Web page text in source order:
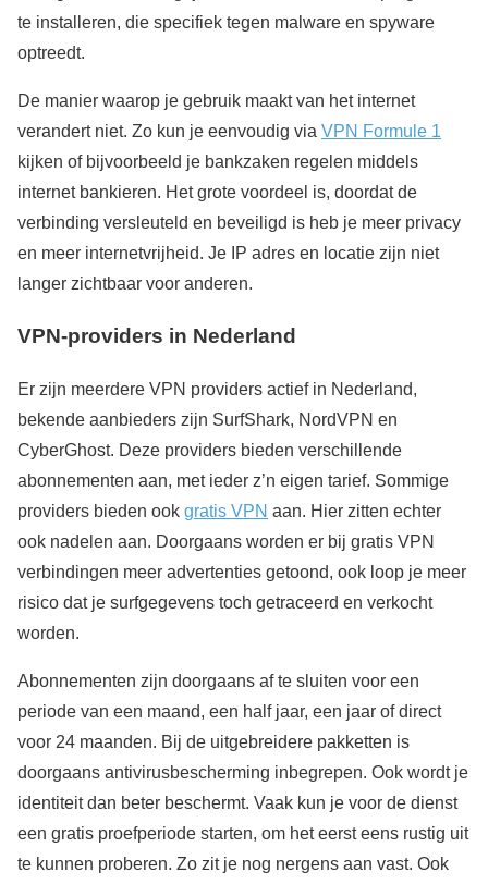
te installeren, die specifiek tegen malware en spyware
optreedt.
De manier waarop je gebruik maakt van het internet
verandert niet. Zo kun je eenvoudig via VPN Formule 1
kijken of bijvoorbeeld je bankzaken regelen middels
internet bankieren. Het grote voordeel is, doordat de
verbinding versleuteld en beveiligd is heb je meer privacy
en meer internetvrijheid. Je IP adres en locatie zijn niet
langer zichtbaar voor anderen.
VPN-providers in Nederland
Er zijn meerdere VPN providers actief in Nederland,
bekende aanbieders zijn SurfShark, NordVPN en
CyberGhost. Deze providers bieden verschillende
abonnementen aan, met ieder z’n eigen tarief. Sommige
providers bieden ook gratis VPN aan. Hier zitten echter
ook nadelen aan. Doorgaans worden er bij gratis VPN
verbindingen meer advertenties getoond, ook loop je meer
risico dat je surfgegevens toch getraceerd en verkocht
worden.
Abonnementen zijn doorgaans af te sluiten voor een
periode van een maand, een half jaar, een jaar of direct
voor 24 maanden. Bij de uitgebreidere pakketten is
doorgaans antivirusbescherming inbegrepen. Ook wordt je
identiteit dan beter beschermt. Vaak kun je voor de dienst
een gratis proefperiode starten, om het eerst eens rustig uit
te kunnen proberen. Zo zit je nog nergens aan vast. Ook